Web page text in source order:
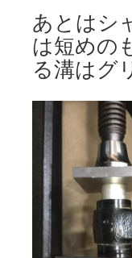
あとはシ
は短めの
る溝はグ